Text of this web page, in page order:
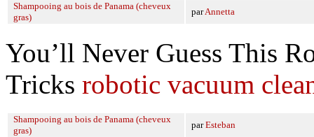
Shampooing au bois de Panama (cheveux
gras)
parAnnetta
You’ll Never Guess This
Tricks robotic vacuum
Shampooing au bois de Panama (cheveux
gras)
parEsteban